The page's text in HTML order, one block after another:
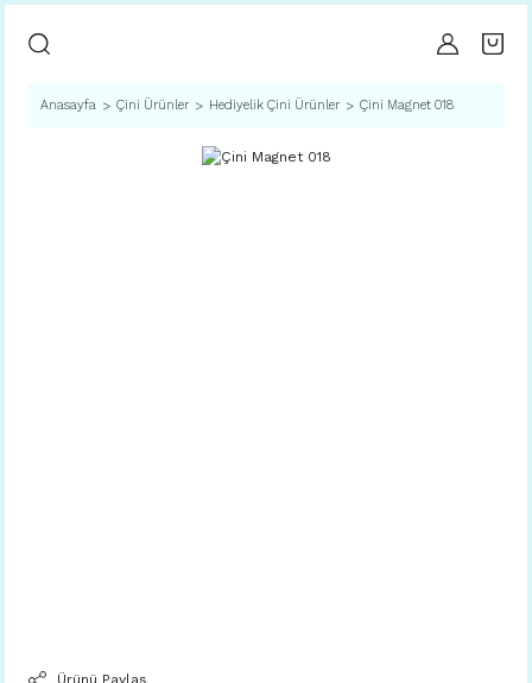
Anasayfa Çini Ürünler Hediyelik Çini Ürünler Çini Magnet 018
Ürünü Paylaş